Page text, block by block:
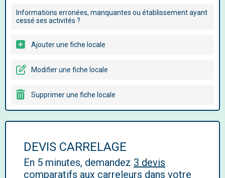
Informations erronées, manquantes ou établissement ayant
cessé ses activités ?
Ajouter une fiche locale
Modifier une fiche locale
Supprimer une fiche locale
DEVIS CARRELAGE
En 5 minutes, demandez 3 devis
comparatifs aux carreleurs dans votre